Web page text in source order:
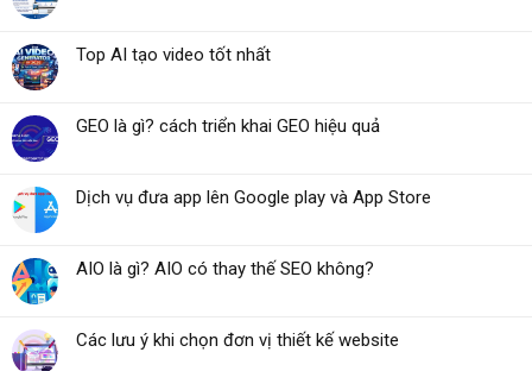
Top AI tạo video tốt nhất
GEO là gì? cách triển khai GEO hiệu quả
Dịch vụ đưa app lên Google play và App Store
AIO là gì? AIO có thay thế SEO không?
Các lưu ý khi chọn đơn vị thiết kế website